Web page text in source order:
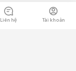
Liên hệ Tài khoản